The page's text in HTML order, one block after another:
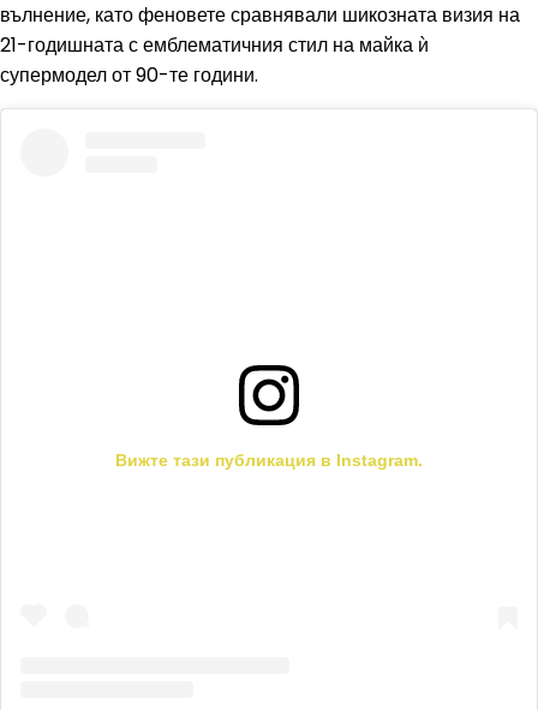
вълнение, като феновете сравнявали шикозната визия на
21-годишната с емблематичния стил на майка ѝ
супермодел от 90-те години.
Вижте тази публикация в Instagram.